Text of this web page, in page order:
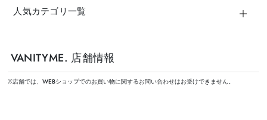
人気カテゴリ一覧
VANITYME. 店舗情報
※店舗では、WEBショップでのお買い物に関するお問い合わせはお受けできません。